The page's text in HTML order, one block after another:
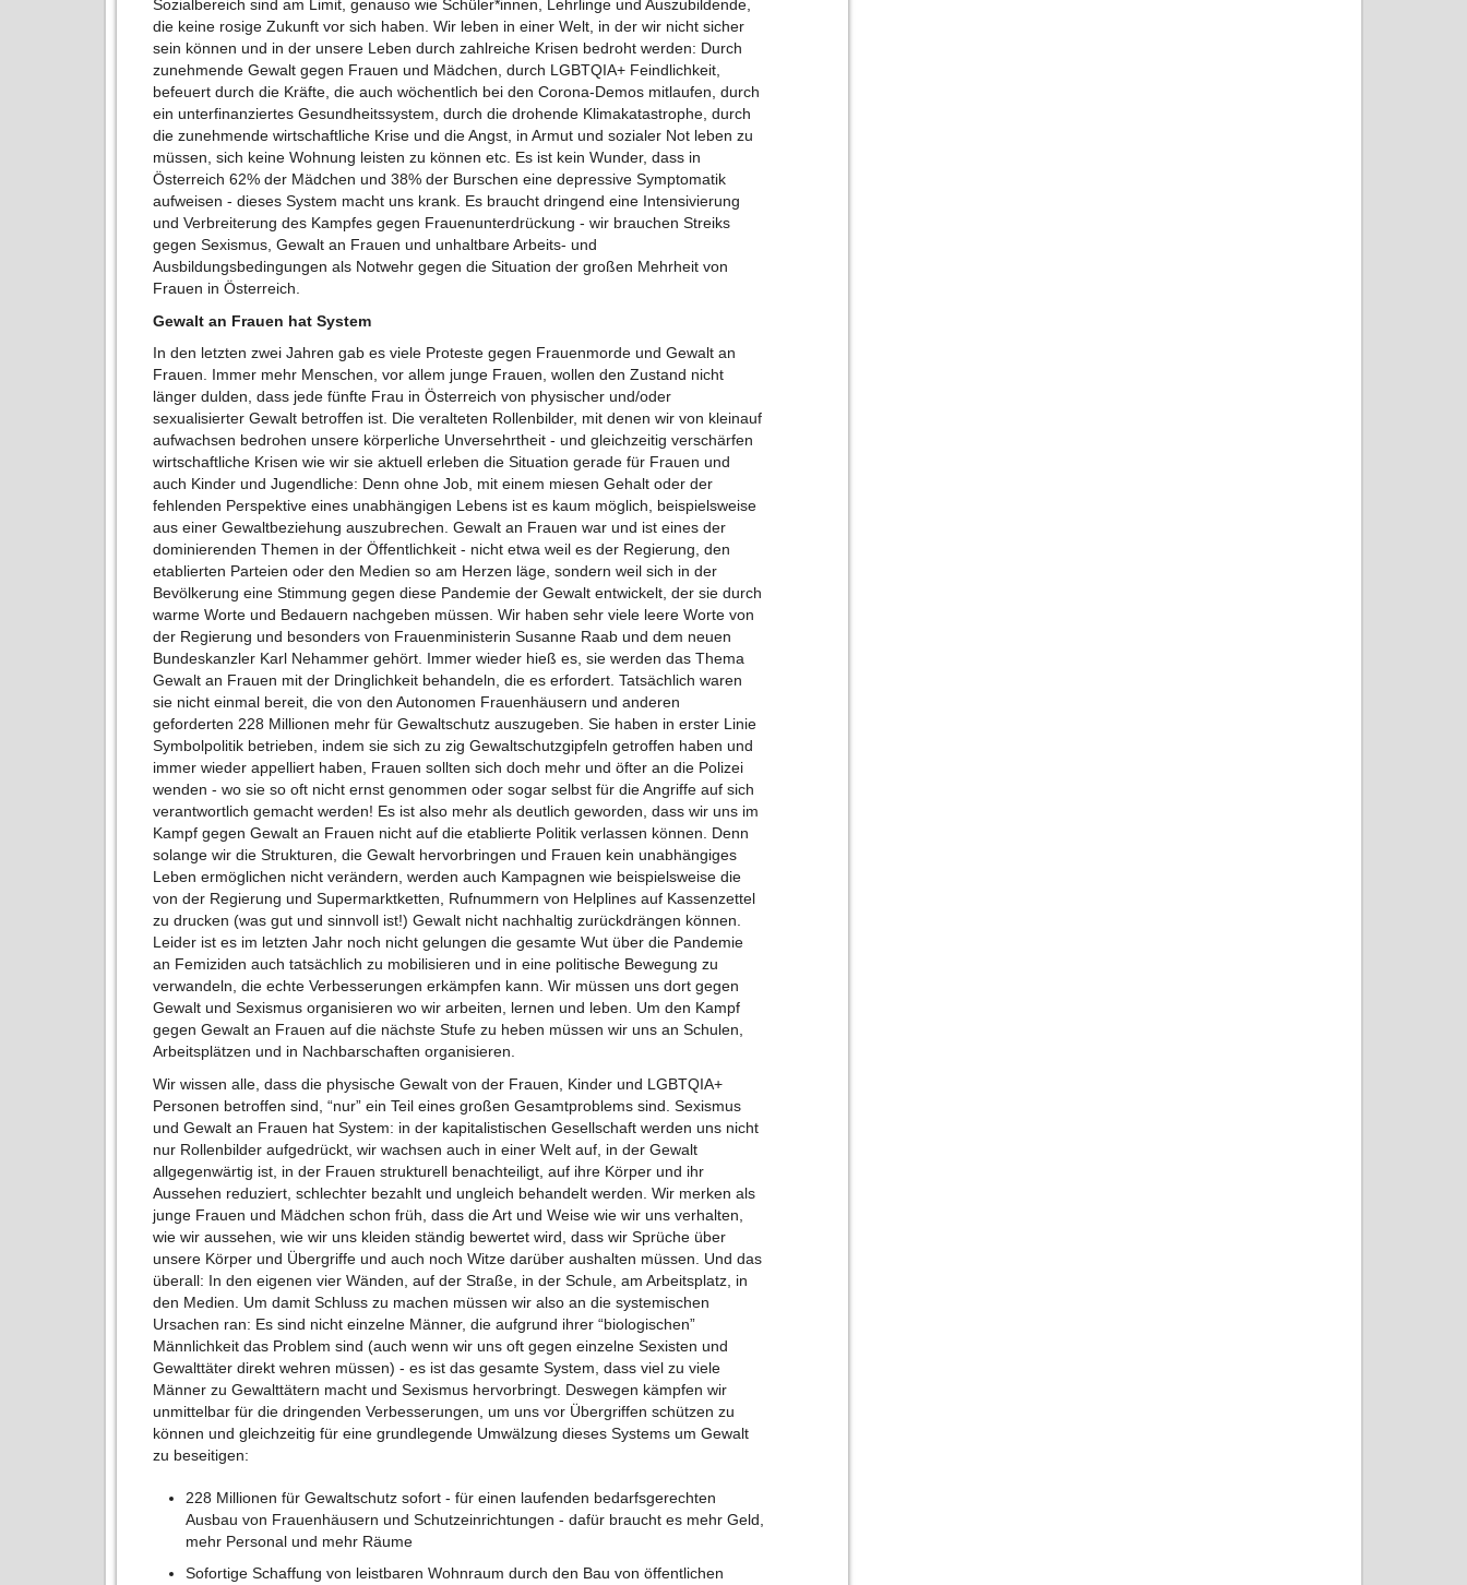
Sozialbereich sind am Limit, genauso wie Schüler*innen, Lehrlinge und Auszubildende,
die keine rosige Zukunft vor sich haben. Wir leben in einer Welt, in der wir nicht sicher
sein können und in der unsere Leben durch zahlreiche Krisen bedroht werden: Durch
zunehmende Gewalt gegen Frauen und Mädchen, durch LGBTQIA+ Feindlichkeit,
befeuert durch die Kräfte, die auch wöchentlich bei den Corona-Demos mitlaufen, durch
ein unterfinanziertes Gesundheitssystem, durch die drohende Klimakatastrophe, durch
die zunehmende wirtschaftliche Krise und die Angst, in Armut und sozialer Not leben zu
müssen, sich keine Wohnung leisten zu können etc. Es ist kein Wunder, dass in
Österreich 62% der Mädchen und 38% der Burschen eine depressive Symptomatik
aufweisen - dieses System macht uns krank. Es braucht dringend eine Intensivierung
und Verbreiterung des Kampfes gegen Frauenunterdrückung - wir brauchen Streiks
gegen Sexismus, Gewalt an Frauen und unhaltbare Arbeits- und
Ausbildungsbedingungen als Notwehr gegen die Situation der großen Mehrheit von
Frauen in Österreich.
Gewalt an Frauen hat System
In den letzten zwei Jahren gab es viele Proteste gegen Frauenmorde und Gewalt an
Frauen. Immer mehr Menschen, vor allem junge Frauen, wollen den Zustand nicht
länger dulden, dass jede fünfte Frau in Österreich von physischer und/oder
sexualisierter Gewalt betroffen ist. Die veralteten Rollenbilder, mit denen wir von kleinauf
aufwachsen bedrohen unsere körperliche Unversehrtheit - und gleichzeitig verschärfen
wirtschaftliche Krisen wie wir sie aktuell erleben die Situation gerade für Frauen und
auch Kinder und Jugendliche: Denn ohne Job, mit einem miesen Gehalt oder der
fehlenden Perspektive eines unabhängigen Lebens ist es kaum möglich, beispielsweise
aus einer Gewaltbeziehung auszubrechen. Gewalt an Frauen war und ist eines der
dominierenden Themen in der Öffentlichkeit - nicht etwa weil es der Regierung, den
etablierten Parteien oder den Medien so am Herzen läge, sondern weil sich in der
Bevölkerung eine Stimmung gegen diese Pandemie der Gewalt entwickelt, der sie durch
warme Worte und Bedauern nachgeben müssen. Wir haben sehr viele leere Worte von
der Regierung und besonders von Frauenministerin Susanne Raab und dem neuen
Bundeskanzler Karl Nehammer gehört. Immer wieder hieß es, sie werden das Thema
Gewalt an Frauen mit der Dringlichkeit behandeln, die es erfordert. Tatsächlich waren
sie nicht einmal bereit, die von den Autonomen Frauenhäusern und anderen
geforderten 228 Millionen mehr für Gewaltschutz auszugeben. Sie haben in erster Linie
Symbolpolitik betrieben, indem sie sich zu zig Gewaltschutzgipfeln getroffen haben und
immer wieder appelliert haben, Frauen sollten sich doch mehr und öfter an die Polizei
wenden - wo sie so oft nicht ernst genommen oder sogar selbst für die Angriffe auf sich
verantwortlich gemacht werden! Es ist also mehr als deutlich geworden, dass wir uns im
Kampf gegen Gewalt an Frauen nicht auf die etablierte Politik verlassen können. Denn
solange wir die Strukturen, die Gewalt hervorbringen und Frauen kein unabhängiges
Leben ermöglichen nicht verändern, werden auch Kampagnen wie beispielsweise die
von der Regierung und Supermarktketten, Rufnummern von Helplines auf Kassenzettel
zu drucken (was gut und sinnvoll ist!) Gewalt nicht nachhaltig zurückdrängen können.
Leider ist es im letzten Jahr noch nicht gelungen die gesamte Wut über die Pandemie
an Femiziden auch tatsächlich zu mobilisieren und in eine politische Bewegung zu
verwandeln, die echte Verbesserungen erkämpfen kann. Wir müssen uns dort gegen
Gewalt und Sexismus organisieren wo wir arbeiten, lernen und leben. Um den Kampf
gegen Gewalt an Frauen auf die nächste Stufe zu heben müssen wir uns an Schulen,
Arbeitsplätzen und in Nachbarschaften organisieren.
Wir wissen alle, dass die physische Gewalt von der Frauen, Kinder und LGBTQIA+
Personen betroffen sind, “nur” ein Teil eines großen Gesamtproblems sind. Sexismus
und Gewalt an Frauen hat System: in der kapitalistischen Gesellschaft werden uns nicht
nur Rollenbilder aufgedrückt, wir wachsen auch in einer Welt auf, in der Gewalt
allgegenwärtig ist, in der Frauen strukturell benachteiligt, auf ihre Körper und ihr
Aussehen reduziert, schlechter bezahlt und ungleich behandelt werden. Wir merken als
junge Frauen und Mädchen schon früh, dass die Art und Weise wie wir uns verhalten,
wie wir aussehen, wie wir uns kleiden ständig bewertet wird, dass wir Sprüche über
unsere Körper und Übergriffe und auch noch Witze darüber aushalten müssen. Und das
überall: In den eigenen vier Wänden, auf der Straße, in der Schule, am Arbeitsplatz, in
den Medien. Um damit Schluss zu machen müssen wir also an die systemischen
Ursachen ran: Es sind nicht einzelne Männer, die aufgrund ihrer “biologischen”
Männlichkeit das Problem sind (auch wenn wir uns oft gegen einzelne Sexisten und
Gewalttäter direkt wehren müssen) - es ist das gesamte System, dass viel zu viele
Männer zu Gewalttätern macht und Sexismus hervorbringt. Deswegen kämpfen wir
unmittelbar für die dringenden Verbesserungen, um uns vor Übergriffen schützen zu
können und gleichzeitig für eine grundlegende Umwälzung dieses Systems um Gewalt
zu beseitigen:
228 Millionen für Gewaltschutz sofort - für einen laufenden bedarfsgerechten
Ausbau von Frauenhäusern und Schutzeinrichtungen - dafür braucht es mehr Geld,
mehr Personal und mehr Räume
Sofortige Schaffung von leistbaren Wohnraum durch den Bau von öffentlichen